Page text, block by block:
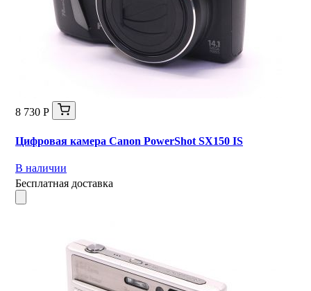
8 730 Р
Цифровая камера Canon PowerShot SX150 IS
В наличии
Бесплатная доставка